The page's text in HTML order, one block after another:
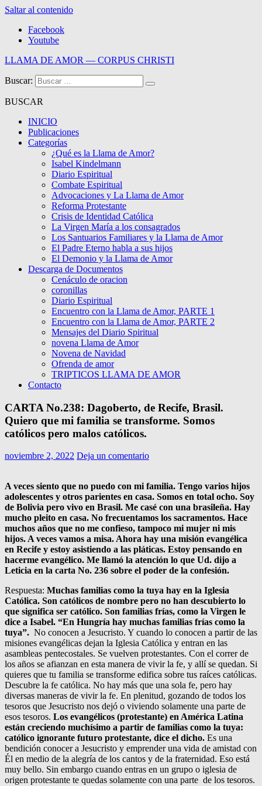
Saltar al contenido
Facebook
Youtube
LLAMA DE AMOR — CORPUS CHRISTI
Blog de la Llama de Amor
Buscar:
BUSCAR
INICIO
Publicaciones
Categorías
¿Qué es la Llama de Amor?
Isabel Kindelmann
Diario Espiritual
Combate Espiritual
Advocaciones y La Llama de Amor
Reforma Protestante
Crisis de Identidad Católica
La Virgen María a los consagrados
Los Santuarios Familiares y la Llama de Amor
El Padre Eterno habla a sus hijos
El Demonio y la Llama de Amor
Descarga de Documentos
Cenáculo de oracion
coronillas
Diario Espiritual
Encuentro con la Llama de Amor, PARTE 1
Encuentro con la Llama de Amor, PARTE 2
Mensajes del Diario Spiritual
novena Llama de Amor
Novena de Navidad
Ofrenda de amor
TRIPTICOS LLAMA DE AMOR
Contacto
CARTA No.238: Dagoberto, de Recife, Brasil.
Quiero que mi familia se transforme. Somos
católicos pero malos católicos.
noviembre 2, 2022 Deja un comentario
A veces siento que no puedo con mi familia. Tengo varios hijos
adolescentes y otros parientes en casa. Somos en total ocho. Soy
de Bolivia pero vivo en Brasil. Me casé con una brasileña. Hay
mucho pleito en casa. No frecuentamos los sacramentos. Hace
muchos años que no me confieso, tampoco mi mujer ni mis
hijos. A veces vamos a misa. Ahora hay una misión evangélica
en Recife y estoy asistiendo a las pláticas. Estoy pensando en
hacerme evangélico. Me llamó la atención lo que Ud. dijo a
Leticia en la carta No. 236 sobre el poder de la confesión.
Respuesta: Muchas familias como la tuya hay en la Iglesia
Católica. Son católicos de nombre pero no han descubierto lo
que significa ser católico. Son familias frías, como la Virgen le
dice a Isabel. “En Hungría hay muchas familias frías como la
tuya”. No conocen a Jesucristo. Y cuando lo conocen a partir de las
misiones evangélicas dejan la Iglesia Católica y entran en las
asambleas pentecostales. Se vuelven protestantes. Con el correr de
los años se afianzan en esta manera de vivir la fe, y allí se quedan. Si
quieres que tu familia se transforme edifica sobre tus raíces católicas.
Descubre la fe católica. No hay más que una sola fe, pero hay
diversas maneras de vivir la fe. En plenitud, gozando de todos los
tesoros que Jesucristo nos dejó o viviendo solamente una parte de
esos tesoros. Los evangélicos (protestante) en América Latina
están creciendo muchísimo a partir de familias como la tuya:
católico ignorante futuro protestante, dice el dicho. Es una
bendición conocer a Jesucristo y emprender una vida de amistad con
Él en medio de la alegría de los cantos y de la fraternidad. Eso está
muy bello. Sin embargo cuando entras en un grupo o iglesia de
origen protestante te quedas solamente con una parte de los tesoros.